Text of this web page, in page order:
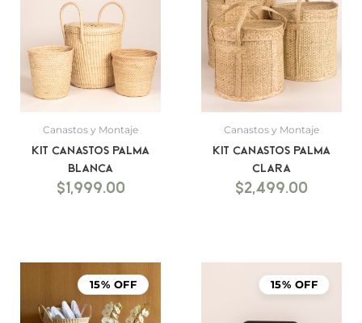
Canastos y Montaje
Kit canastos palma
blanca
$1,999.00
Canastos y Montaje
Kit canastos palma
clara
$2,499.00
15% OFF 15% OFF